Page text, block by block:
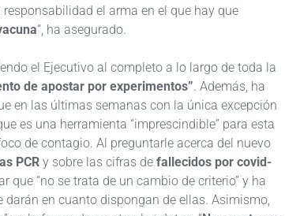
el arma en el que hay que
“, ha asegurado.
el Ejecutivo al completo a lo largo de toda la
de apostar por experimentos”. Además, ha
en las últimas semanas con la única excepción
es una herramienta “imprescindible” para esta
de contagio. Al preguntarle acerca del nuevo
PCR y sobre las cifras de fallecidos por covid-
que “no se trata de un cambio de criterio” y ha
en cuanto dispongan de ellas. Asimismo,